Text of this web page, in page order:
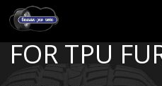
HOME
FAMIGLIA/
FOR TPU